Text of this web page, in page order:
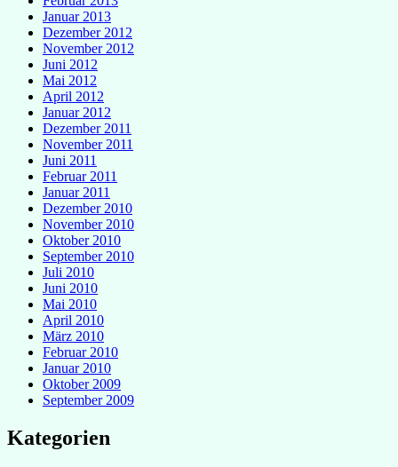
Januar 2013
Dezember 2012
November 2012
Juni 2012
Mai 2012
April 2012
Januar 2012
Dezember 2011
November 2011
Juni 2011
Februar 2011
Januar 2011
Dezember 2010
November 2010
Oktober 2010
September 2010
Juli 2010
Juni 2010
Mai 2010
April 2010
März 2010
Februar 2010
Januar 2010
Oktober 2009
September 2009
Kategorien